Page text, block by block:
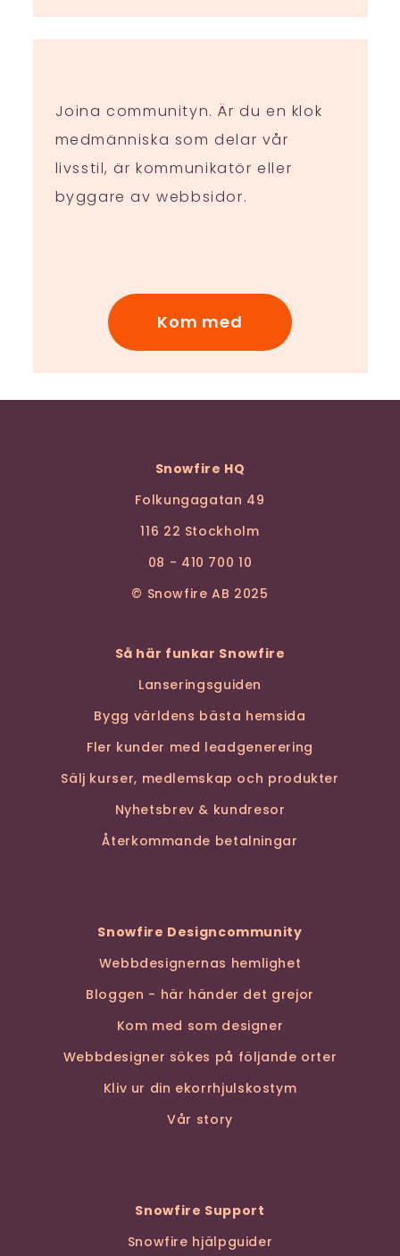
Joina communityn. Är du en klok
medmänniska som delar vår
livsstil, är kommunikatör eller
byggare av webbsidor.
Kom med
Snowfire HQ
Folkungagatan 49
116 22 Stockholm
08 - 410 700 10
© Snowfire AB 2025
Så här funkar Snowfire
Lanseringsguiden
Bygg världens bästa hemsida
Fler kunder med leadgenerering
Sälj kurser, medlemskap och produkter
Nyhetsbrev & kundresor
Återkommande betalningar
Snowfire Designcommunity
Webbdesignernas hemlighet
Bloggen - här händer det grejor
Kom med som designer
Webbdesigner sökes på följande orter
Kliv ur din ekorrhjulskostym
Vår story
Snowfire Support
Snowfire hjälpguider